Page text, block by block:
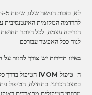
לא, בזכות הגישה שלנו, שיטת 5-S, ללא כאב,
להרדמה המקומית האינטנסיבית
הזריקה עצמה, לכל היותר
לנוח ככל האפשר עבורכם.
באיזו תדירות יש צורך לחזור על
ה- טיפול IVOM
הטיפול בדרך
במצב הכרוני. בתחילה, הטיפול